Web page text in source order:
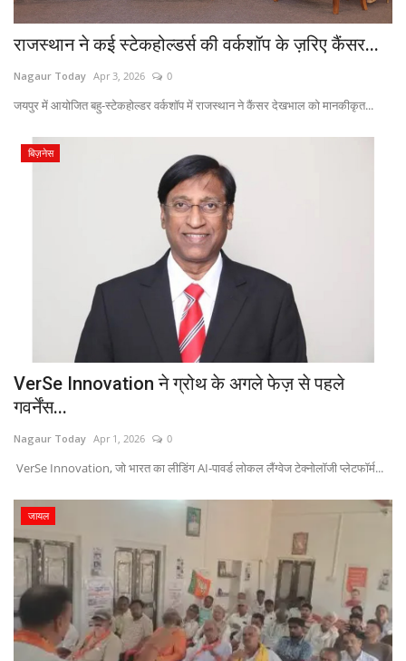
राजस्थान ने कई स्टेकहोल्डर्स की वर्कशॉप के ज़रिए कैंसर...
Nagaur Today Apr 3, 2026 0
जयपुर में आयोजित बहु-स्टेकहोल्डर वर्कशॉप में राजस्थान ने कैंसर देखभाल को मानकीकृत...
बिज़नेस
VerSe Innovation ने ग्रोथ के अगले फेज़ से पहले
गवर्नेंस...
Nagaur Today Apr 1, 2026 0
VerSe Innovation, जो भारत का लीडिंग AI-पावर्ड लोकल लैंग्वेज टेक्नोलॉजी प्लेटफॉर्म...
जायल